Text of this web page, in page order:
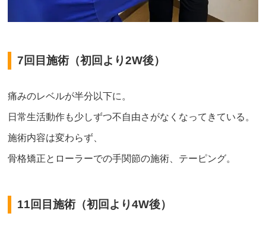
7回目施術（初回より2W後）
痛みのレベルが半分以下に。
日常生活動作も少しずつ不自由さがなくなってきている。
施術内容は変わらず、
骨格矯正とローラーでの手関節の施術、テーピング。
11回目施術（初回より4W後）